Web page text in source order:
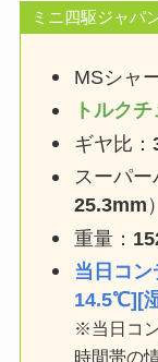
ミニ四駆ジャパ
MSシャ
トルク
ギヤ比：
スーパ
25.3mm ）
重量：
当日コ
14.5℃][
※当日コ
時間帯の